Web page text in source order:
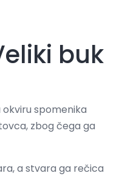
buk
okviru spomenika
zbog čega ga
a stvara ga rečica